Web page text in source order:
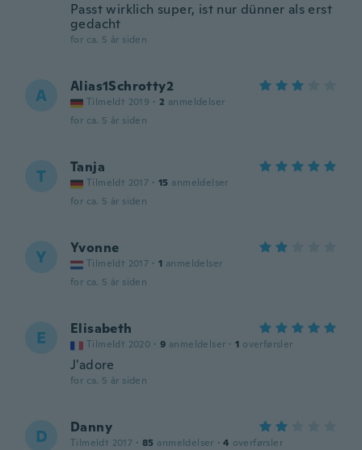
Passt wirklich super, ist nur dünner als erst
gedacht
for ca. 5 år siden
A Alias1Schrotty2
Tilmeldt 2019 · 2 anmeldelser
for ca. 5 år siden
T Tanja
Tilmeldt 2017 · 15 anmeldelser
for ca. 5 år siden
Y Yvonne
Tilmeldt 2017 · 1 anmeldelser
for ca. 5 år siden
E Elisabeth
Tilmeldt 2020 · 9 anmeldelser · 1 overførsler
J'adore
for ca. 5 år siden
D Danny
Tilmeldt 2017 · 85 anmeldelser · 4 overførsler